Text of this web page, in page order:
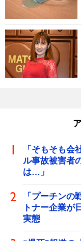
「そもそも
ル事故被害者
は…」
「プーチン
トナー企業が
実態